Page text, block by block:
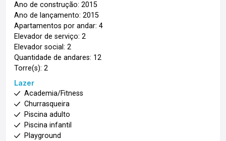
Ano de construção: 2015
Ano de lançamento: 2015
Apartamentos por andar: 4
Elevador de serviço: 2
Elevador social: 2
Quantidade de andares: 12
Torre(s): 2
Lazer
Academia/Fitness
Churrasqueira
Piscina adulto
Piscina infantil
Playground